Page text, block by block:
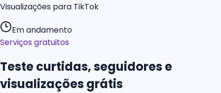
Visualizações para TikTok
Em andamento
Serviços gratuitos
Teste curtidas, seguidores e
visualizações grátis